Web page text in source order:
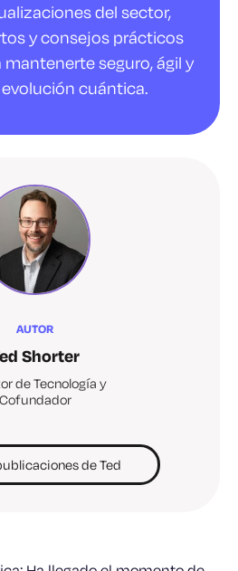
del sector,
y consejos prácticos
seguro, ágil y
cuántica.
AUTOR
Shorter
de Tecnología y
Cofundador
de Ted